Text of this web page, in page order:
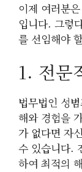
이제 여러분
입니다. 그렇
를 선임해야
1. 전문
법무법인 성
해와 경험을
가 없다면 자
수 있습니다.
하여 최적의